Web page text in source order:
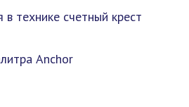
технике счетный крест
Anchor